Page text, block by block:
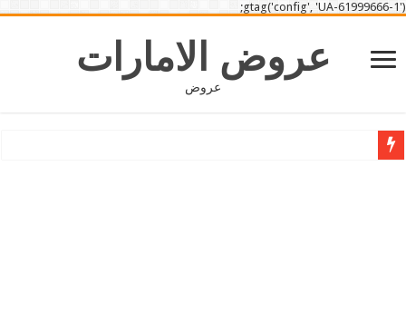
gtag('config', 'UA-61999666-1');
عروض الامارات
عروض